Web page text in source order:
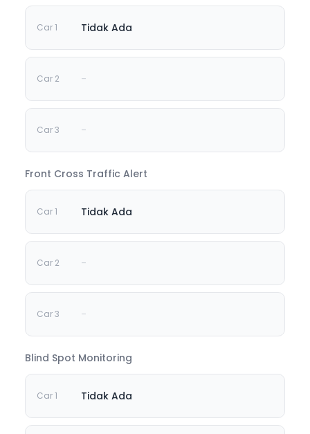
Tidak Ada
-
-
Front Cross Traffic Alert
Tidak Ada
-
-
Blind Spot Monitoring
Tidak Ada